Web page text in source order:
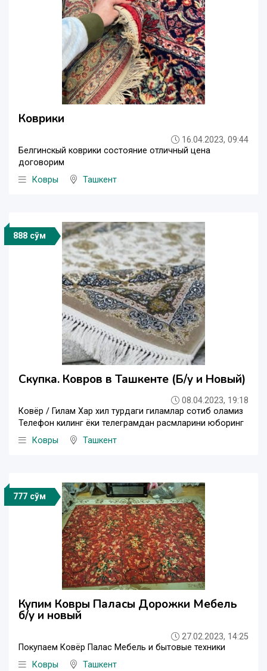
Коврики
16.04.2023, 09:44
Белгинскый коврики состояние отличный цена
договорим
Ковры
Ташкент
888 сўм
Скупка. Ковров в Ташкенте (Б/у и Новый)
08.04.2023, 19:18
Ковёр / Гилам Хар хил турдаги гиламлар сотиб оламиз
Телефон килинг ёки телеграмдан расмларини юборинг
Ковры
Ташкент
777 сўм
Купим Ковры Паласы Дорожки Мебель
б/у и новый
27.02.2023, 14:25
Покупаем Ковёр Палас Мебель и бытовые техники
Ковры
Ташкент